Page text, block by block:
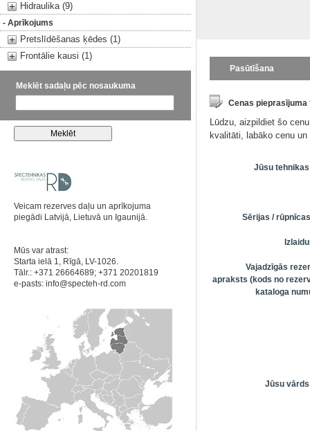
Hidraulika (9)
- Aprīkojums
Pretslīdēšanas ķēdes (1)
Frontālie kausi (1)
Meklēt sadaļu pēc nosaukuma
Veicam rezerves daļu un aprīkojuma
piegādi Latvijā, Lietuvā un Igaunijā.
Mūs var atrast:
Starta ielā 1, Rīgā, LV-1026.
Tālr.: +371 26664689; +371 20201819
e-pasts: info@specteh-rd.com
Pasūtīšana
Cenas pieprasījuma
Lūdzu, aizpildiet šo
kvalitāti, labāko cenu
Jūsu
Sērijas /
Vajadzīgās
apraksts (kods no
kataloga
Jūsu